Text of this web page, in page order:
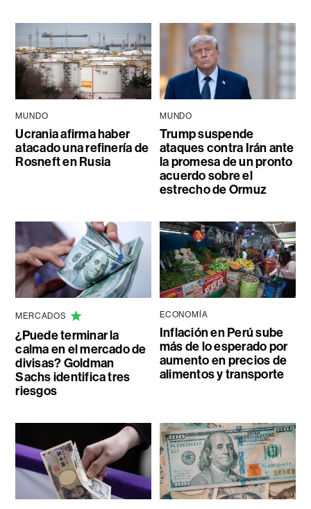
MUNDO
Ucrania afirma haber
atacado una refinería de
Rosneft en Rusia
MUNDO
Trump suspende
ataques contra Irán ante
la promesa de un pronto
acuerdo sobre el
estrecho de Ormuz
MERCADOS
¿Puede terminar la
calma en el mercado de
divisas? Goldman
Sachs identifica tres
riesgos
ECONOMÍA
Inflación en Perú sube
más de lo esperado por
aumento en precios de
alimentos y transporte